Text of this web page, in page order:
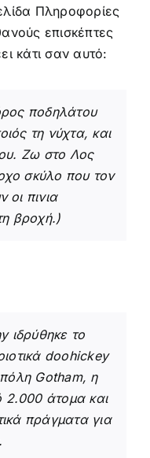
Πληροφορίες
επισκέπτες
κάτι σαν αυτό:
ποδηλάτου
τη νύχτα, και
Ζω στο Λος
σκύλο που τον
οι πινια
βροχή.)
ιδρύθηκε το
doohickey
πόλη Gotham, η
άτομα και
πράγματα για